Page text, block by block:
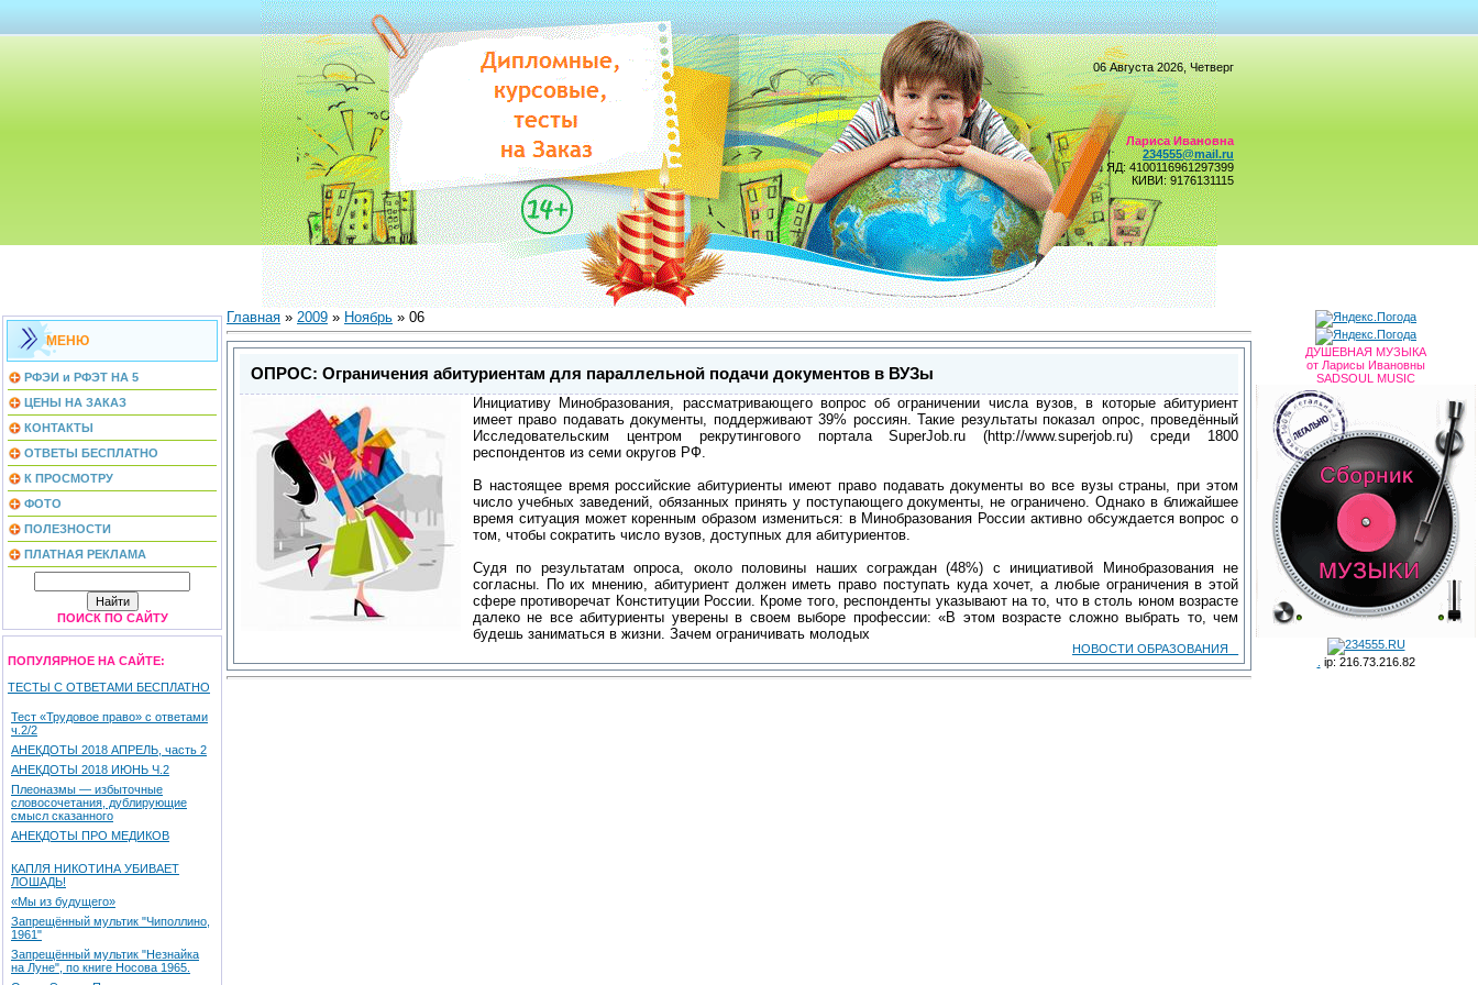
06 Августа 2026, Четверг
Лариса Ивановна
234555@mail.ru
ЯД: 4100116961297399
КИВИ: 9176131115
МЕНЮ
РФЭИ и РФЭТ НА 5
ЦЕНЫ НА ЗАКАЗ
КОНТАКТЫ
ОТВЕТЫ БЕСПЛАТНО
К ПРОСМОТРУ
ФОТО
ПОЛЕЗНОСТИ
ПЛАТНАЯ РЕКЛАМА
ПОИСК ПО САЙТУ
ПОПУЛЯРНОЕ НА САЙТЕ:
ТЕСТЫ С ОТВЕТАМИ БЕСПЛАТНО
Тест «Трудовое право» с ответами
ч.2/2
АНЕКДОТЫ 2018 АПРЕЛЬ, часть 2
АНЕКДОТЫ 2018 ИЮНЬ Ч.2
Плеоназмы — избыточные
словосочетания, дублирующие
смысл сказанного
АНЕКДОТЫ ПРО МЕДИКОВ
КАПЛЯ НИКОТИНА УБИВАЕТ
ЛОШАДЬ!
«Мы из будущего»
Запрещённый мультик "Чиполлино,
1961"
Запрещённый мультик "Незнайка
на Луне", по книге Носова 1965.
Главная » 2009 » Ноябрь » 06
ОПРОС: Ограничения абитуриентам для параллельной подачи документов в ВУЗы
Инициативу Минобразования, рассматривающего вопрос об ограничении числа вузов, в которые абитуриент
имеет право подавать документы, поддерживают 39% россиян. Такие результаты показал опрос, проведённый
Исследовательским центром рекрутингового портала SuperJob.ru (http://www.superjob.ru) среди 1800
респондентов из семи округов РФ.
В настоящее время российские абитуриенты имеют право подавать документы во все вузы страны, при этом
число учебных заведений, обязанных принять у поступающего документы, не ограничено. Однако в ближайшее
время ситуация может коренным образом измениться: в Минобразования России активно обсуждается вопрос о
том, чтобы сократить число вузов, доступных для абитуриентов.
Судя по результатам опроса, около половины наших сограждан (48%) с инициативой Минобразования не
согласны. По их мнению, абитуриент должен иметь право поступать куда хочет, а любые ограничения в этой
сфере противоречат Конституции России. Кроме того, респонденты указывают на то, что в столь юном возрасте
далеко не все абитуриенты уверены в своем выборе профессии: «В этом возрасте сложно выбрать то, чем
будешь заниматься в жизни. Зачем ограничивать молодых
НОВОСТИ ОБРАЗОВАНИЯ _
ДУШЕВНАЯ МУЗЫКА
от Ларисы Ивановны
SADSOUL MUSIC
ip: 216.73.216.82